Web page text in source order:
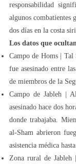
responsabilidad
algunos combatientes
dos días en la costa
Los datos que
Campo de Homs |
fue asesinado entre
de miembros de la
Campo de Jableh |
asesinado hace dos
donde trabajaba.
al-Sham abrieron
asistencia médica
Zona rural de